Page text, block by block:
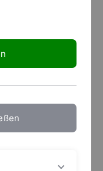
von boerse.de-
sowie
Risiko eines
für den Kauf eines
der jeweils gültige
bzw. der
geprüfte
ungeprüfte